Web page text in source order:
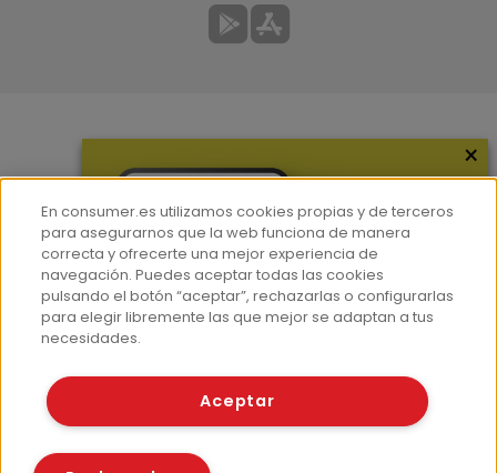
Hemeroteca
Contacto
Prensa
Corpus Lingüístico Consumer
© Fundación EROSKI
Políticas de cookies
×
En consumer.es utilizamos cookies propias y de terceros
para asegurarnos que la web funciona de manera
correcta y ofrecerte una mejor experiencia de
navegación. Puedes aceptar todas las cookies
pulsando el botón “aceptar”, rechazarlas o configurarlas
para elegir libremente las que mejor se adaptan a tus
necesidades.
Aceptar